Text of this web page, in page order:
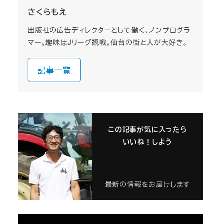
さくらもえ
出版社の広告ディレクターとして働く、ノンプログラ
マー。趣味はJリーグ観戦。仙台の街と人が大好き。
記事一覧
この記事が気に入ったら
いいね！しよう
最新の情報をお届けします